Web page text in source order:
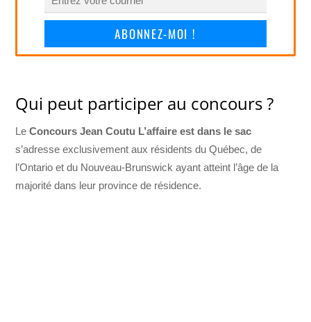
ABONNEZ-MOI !
Qui peut participer au concours ?
LeConcours Jean Coutu L’affaire est dans le sac
s’adresse exclusivement aux résidents du Québec, de
l’Ontario et du Nouveau-Brunswick ayant atteint l’âge de la
majorité dans leur province de résidence.